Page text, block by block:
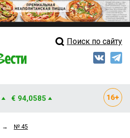
Свежий выпускПоиск по сайту
€ 94,0585
→ № 45